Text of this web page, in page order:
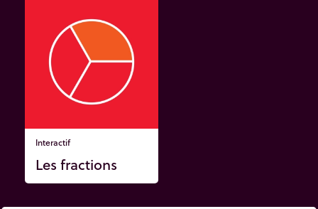
Interactif
Les fractions